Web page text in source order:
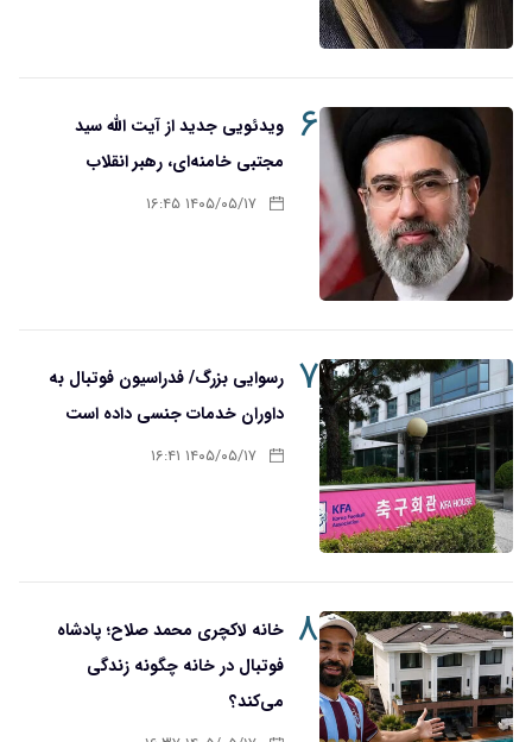
۶
ویدئویی جدید از آیت الله سید
مجتبی خامنه‌ای، رهبر انقلاب
۱۴۰۵/۰۵/۱۷ ۱۶:۴۵
۷ رسوایی بزرگ/ فدراسیون فوتبال به
داوران خدمات جنسی داده است
۱۴۰۵/۰۵/۱۷ ۱۶:۴۱
۸ خانه لاکچری محمد صلاح؛ پادشاه
فوتبال در خانه چگونه زندگی
می‌کند؟